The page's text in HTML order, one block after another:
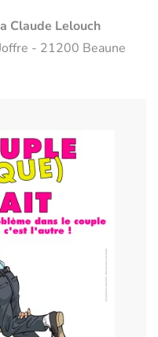
Claude Lelouch
- 21200 Beaune